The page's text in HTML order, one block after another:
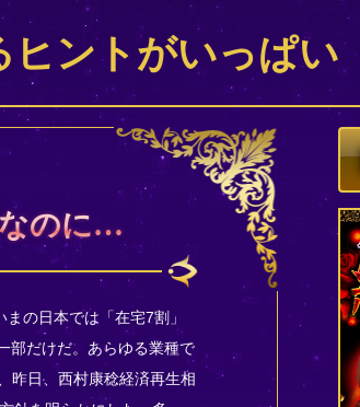
ヒントがいっぱい
なのに…
の日本では「在宅7割」
部だけだ。あらゆる業種で
昨日、西村康稔経済再生相